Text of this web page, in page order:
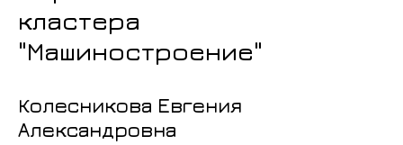
кластера
"Машиностроение"
Колесникова Евгения
Александровна